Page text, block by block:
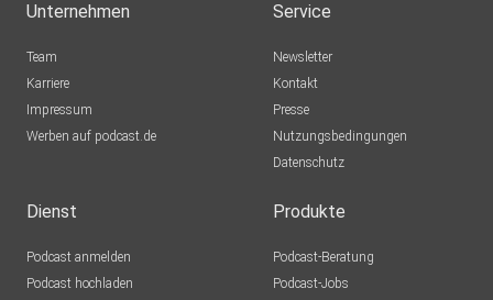
Unternehmen
Team
Karriere
Impressum
Werben auf podcast.de
Service
Newsletter
Kontakt
Presse
Nutzungsbedingungen
Datenschutz
Dienst
Podcast anmelden
Podcast hochladen
Produkte
Podcast-Beratung
Podcast-Jobs